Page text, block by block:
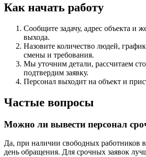
Как начать работу
Сообщите задачу, адрес объекта и
выхода.
Назовите количество людей,
смены и требования.
Мы уточним детали, рассчитаем
подтвердим заявку.
Персонал выходит на объект и
Частые вопросы
Можно ли вывести персонал
Да, при наличии свободных работников
день обращения. Для срочных заявок